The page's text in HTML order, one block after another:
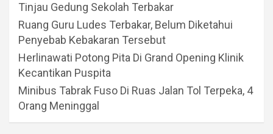
Tinjau Gedung Sekolah Terbakar
Ruang Guru Ludes Terbakar, Belum Diketahui
Penyebab Kebakaran Tersebut
Herlinawati Potong Pita Di Grand Opening Klinik
Kecantikan Puspita
Minibus Tabrak Fuso Di Ruas Jalan Tol Terpeka, 4
Orang Meninggal